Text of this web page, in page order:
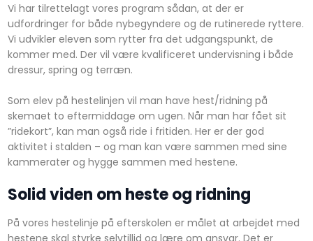
Vi har tilrettelagt vores program sådan, at der er
udfordringer for både nybegyndere og de rutinerede ryttere.
Vi udvikler eleven som rytter fra det udgangspunkt, de
kommer med. Der vil være kvalificeret undervisning i både
dressur, spring og terræn.
Som elev på hestelinjen vil man have hest/ridning på
skemaet to eftermiddage om ugen. Når man har fået sit
”ridekort”, kan man også ride i fritiden. Her er der god
aktivitet i stalden – og man kan være sammen med sine
kammerater og hygge sammen med hestene.
Solid viden om heste og ridning
På vores hestelinje på efterskolen er målet at arbejdet med
hestene skal styrke selvtillid og lære om ansvar. Det er